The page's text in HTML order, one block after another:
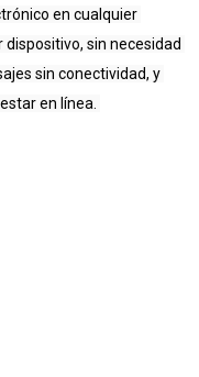
en cualquier
sin necesidad
sin conectividad, y
en línea.